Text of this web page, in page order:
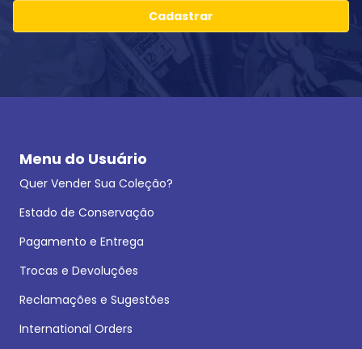
Cadastrar
Menu do Usuário
Quer Vender Sua Coleção?
Estado de Conservação
Pagamento e Entrega
Trocas e Devoluções
Reclamações e Sugestões
International Orders